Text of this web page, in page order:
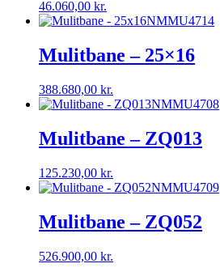
46.060,00 kr.
NMMU4714
Mulitbane – 25×16
388.680,00 kr.
NMMU4708
Mulitbane – ZQ013
125.230,00 kr.
NMMU4709
Mulitbane – ZQ052
526.900,00 kr.